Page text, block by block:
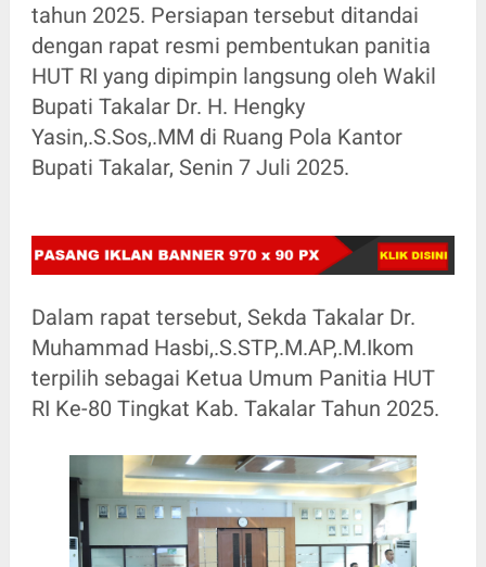
tahun 2025. Persiapan tersebut ditandai
dengan rapat resmi pembentukan panitia
HUT RI yang dipimpin langsung oleh Wakil
Bupati Takalar Dr. H. Hengky
Yasin,.S.Sos,.MM di Ruang Pola Kantor
Bupati Takalar, Senin 7 Juli 2025.
Dalam rapat tersebut, Sekda Takalar Dr.
Muhammad Hasbi,.S.STP,.M.AP,.M.Ikom
terpilih sebagai Ketua Umum Panitia HUT
RI Ke-80 Tingkat Kab. Takalar Tahun 2025.